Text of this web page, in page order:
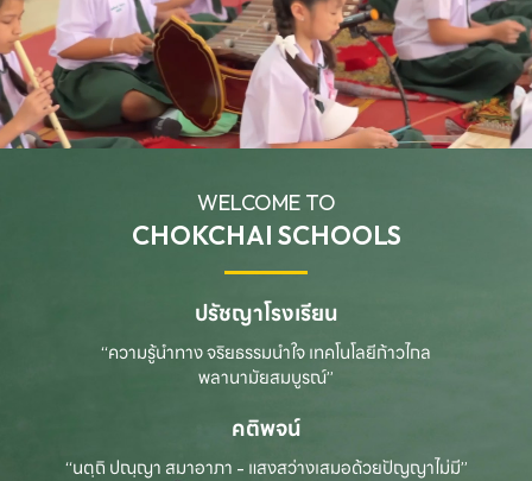
WELCOME TO
CHOKCHAI SCHOOLS
ปรัชญาโรงเรียน
“ความรู้นำทาง จริยธรรมนำใจ เทคโนโลยีก้าวไกล
พลานามัยสมบูรณ์”
คติพจน์
“นตฺถิ ปณฺญา สมาอาภา - แสงสว่างเสมอด้วยปัญญาไม่มี”